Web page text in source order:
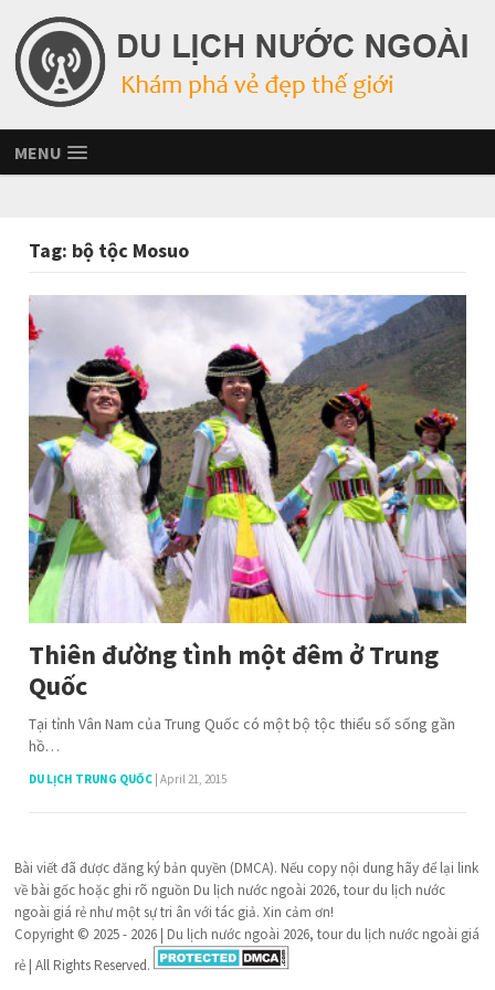
MENU
Tag: bộ tộc Mosuo
Thiên đường tình một đêm ở Trung
Quốc
Tại tỉnh Vân Nam của Trung Quốc có một bộ tộc thiểu số sống gần
hồ…
DU LỊCH TRUNG QUỐC | April 21, 2015
Bài viết đã được đăng ký bản quyền (DMCA). Nếu copy nội dung hãy để lại link
về bài gốc hoặc ghi rõ nguồn Du lịch nước ngoài 2026, tour du lịch nước
ngoài giá rẻ như một sự tri ân với tác giả. Xin cảm ơn!
Copyright © 2025 - 2026 | Du lịch nước ngoài 2026, tour du lịch nước ngoài giá
rẻ | All Rights Reserved.